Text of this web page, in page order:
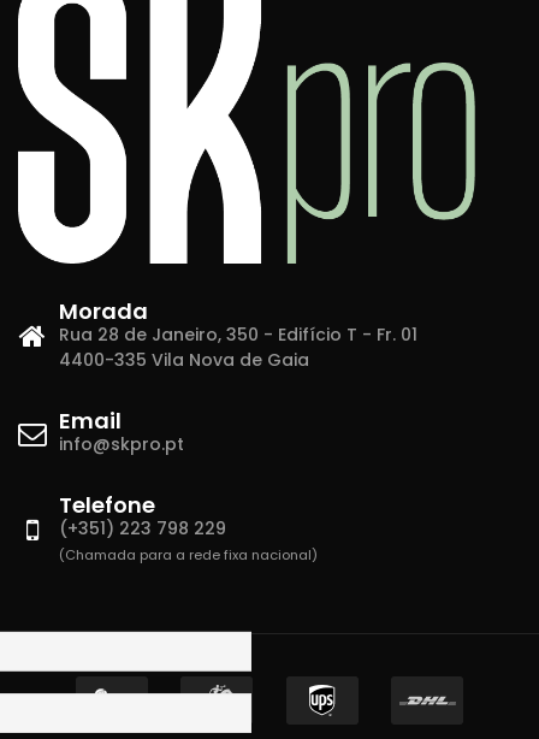
Morada
Rua 28 de Janeiro, 350 - Edifício T - Fr. 01
4400-335 Vila Nova de Gaia
Email
info@skpro.pt
Telefone
(+351) 223 798 229
(Chamada para a rede fixa nacional)